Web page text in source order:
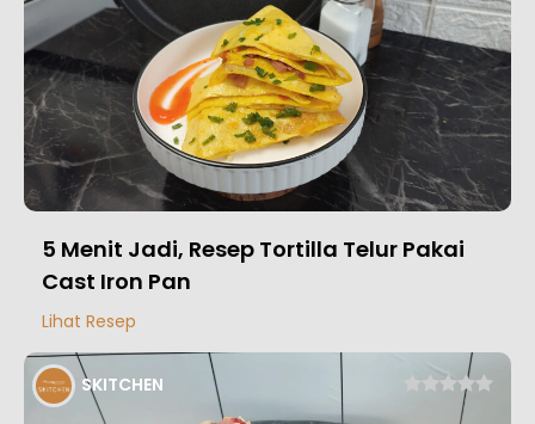
5 Menit Jadi, Resep Tortilla Telur Pakai
Cast Iron Pan
Lihat Resep
SKITCHEN